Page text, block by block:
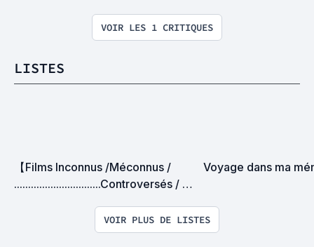
VOIR LES 1 CRITIQUES
LISTES
【Films Inconnus /Méconnus /
...............................Controversés /
Voyage dans ma
VOIR PLUS DE LISTES